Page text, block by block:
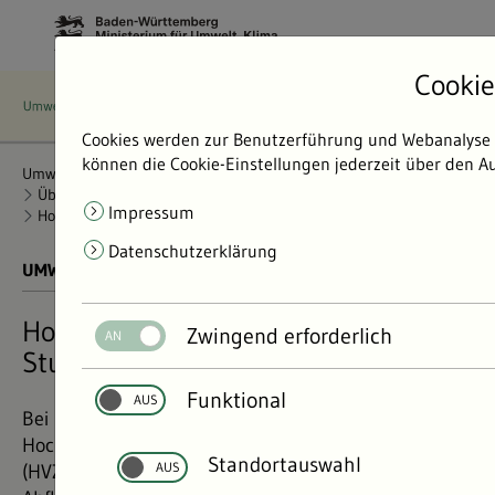
Umweltdaten
Bericht: Umweltdaten 2024
Überwachung und Warndienste
Hochwasservorhersagezentrale
UMWELTDATEN BERICHT 2024
Hochwasservorhersage im
Stundentakt
Bei Hochwasser veröffentlicht die
Hochwasservorhersagezentrale Baden-Württemberg
(HVZ) der LUBW aktuelle Wasserstands- und
Cookies werden zur Benutzerführung und
können die Cookie-Einstellungen jederzeit über den
Impressum
Datenschutzerklärung
Zwingend erforderlich
Funktional
Standortauswahl